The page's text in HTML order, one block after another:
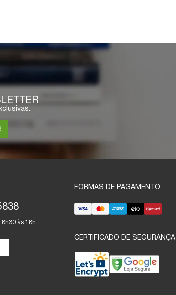
às 18h
FORMAS DE PAGAMENTO
CERTIFICADO DE SEGURANÇA